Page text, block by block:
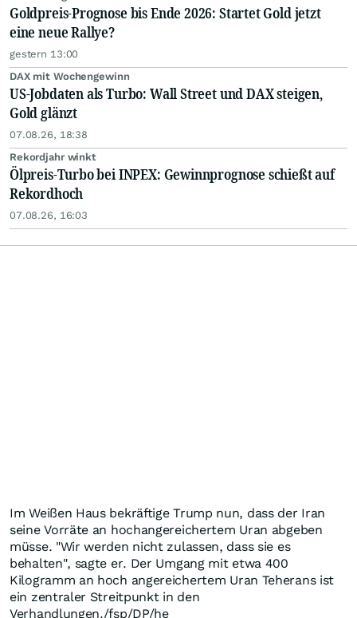
Goldpreis-Prognose bis Ende 2026: Startet Gold jetzt
eine neue Rallye?
gestern 13:00
DAX mit Wochengewinn
US-Jobdaten als Turbo: Wall Street und DAX steigen,
Gold glänzt
07.08.26, 18:38
Rekordjahr winkt
Ölpreis-Turbo bei INPEX: Gewinnprognose schießt auf
Rekordhoch
07.08.26, 16:03
Im Weißen Haus bekräftige Trump nun, dass der Iran
seine Vorräte an hochangereichertem Uran abgeben
müsse. "Wir werden nicht zulassen, dass sie es
behalten", sagte er. Der Umgang mit etwa 400
Kilogramm an hoch angereichertem Uran Teherans ist
ein zentraler Streitpunkt in den
Verhandlungen./fsp/DP/he